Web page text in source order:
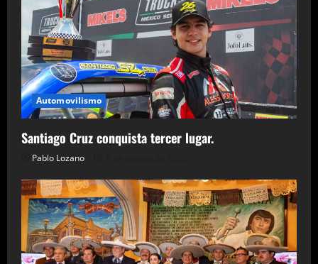
Automovilismo
Santiago Cruz conquista tercer lugar.
Pablo Lozano